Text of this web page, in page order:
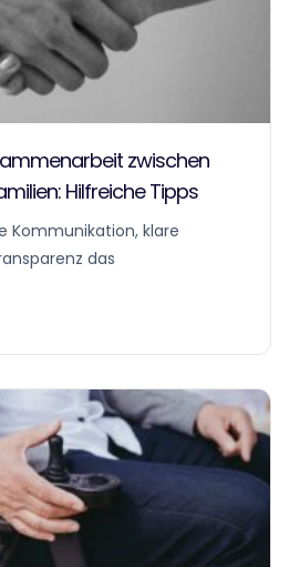
zwischen
Hilfreiche Tipps
Kommunikation, klare
das